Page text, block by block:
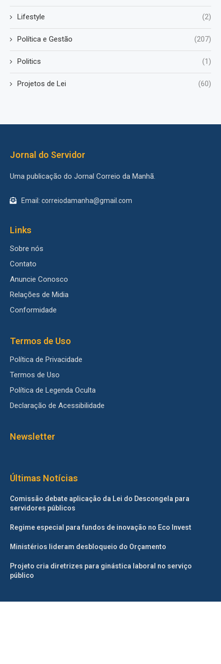
Lifestyle (2)
Política e Gestão (207)
Politics (1)
Projetos de Lei (60)
Jornal do Servidor
Uma publicação do Jornal Correio da Manhã.
Email: correiodamanha@gmail.com
Links
Sobre nós
Contato
Anuncie Conosco
Relações de Midia
Conformidade
Termos de Uso
Política de Privacidade
Termos de Uso
Política de Legenda Oculta
Declaração de Acessibilidade
Newsletter
Últimas Notícias
Comissão debate aplicação da Lei do Descongela para
servidores públicos
Regime especial para fundos de inovação no Eco Invest
Ministérios lideram desbloqueio do Orçamento
Projeto cria diretrizes para ginástica laboral no serviço
público